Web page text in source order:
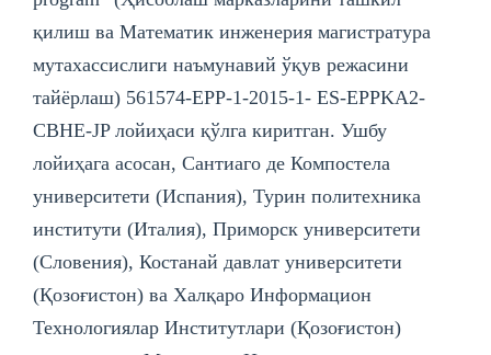
қилиш ва Математик инженерия магистратура
мутахассислиги наъмунавий ўқув режасини
тайёрлаш) 561574-EPP-1-2015-1- ES-EPPKA2-
CBHE-JP лoйиҳаси қўлга киритган. Ушбу
лойиҳага асосан, Сантиаго де Компостела
университети (Испания), Турин политехника
институти (Италия), Приморск университети
(Словения), Костанай давлат университети
(Қозоғистон) ва Халқаро Информацион
Технологиялар Институтлари (Қозоғистон)